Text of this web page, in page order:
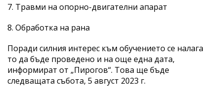
7. Травми на опорно-двигателни апарат
8. Обработка на рана
Поради силния интерес към обучението се налага
то да бъде проведено и на още една дата,
информират от „Пирогов“. Това ще бъде
следващата събота, 5 август 2023 г.